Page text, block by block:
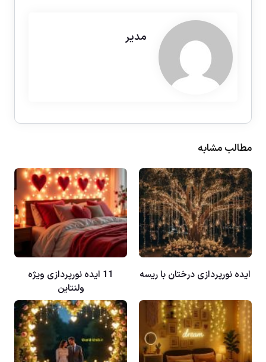
مدیر
مطالب مشابه
ایده نورپردازی درختان با ریسه
11 ایده نورپردازی ویژه
ولنتاین